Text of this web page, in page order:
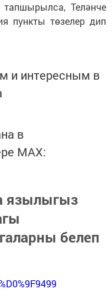
Теләнче
пункты төзелер дип
и интересным в
в
MАХ:
язылыгыз
белеп